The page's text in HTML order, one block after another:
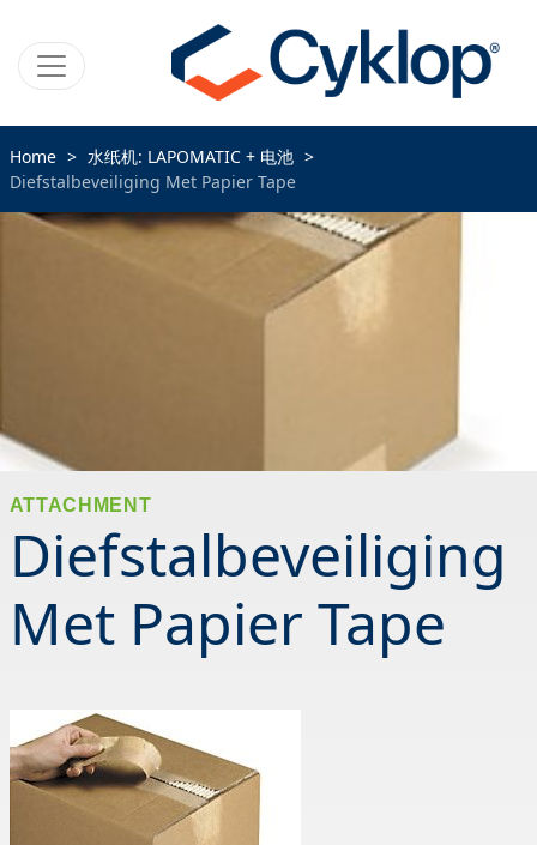
Home
水纸机: LAPOMATIC + 电池
Diefstalbeveiliging Met Papier Tape
ATTACHMENT
Diefstalbeveiliging
Met Papier Tape